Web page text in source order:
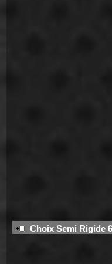
Choix Semi Rigide